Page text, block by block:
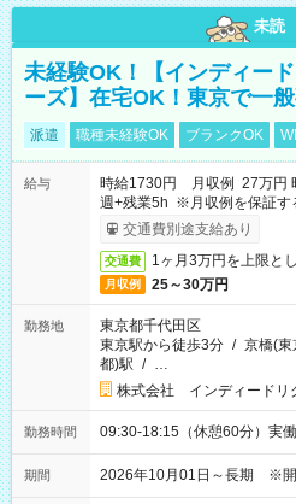
未読
未経験OK！【インディー
ーズ】在宅OK！東京で一
派遣 職種未経験OK ブランクOK
給与
時給1730円 月収例 27万円
週+残業5h ※月収例を保証す
受取りサービス利用可（利用
交通費別途支給あり
交通費 1ヶ月3万円を上限と
月収例 25～30万円
勤務地
東京都千代田区
東京駅から徒歩3分 / 京橋(東
都)駅 / …
株式会社 インディードリ
勤務時間 09:30-18:15（休憩60分）実
期間 2026年10月01日～長期 ※